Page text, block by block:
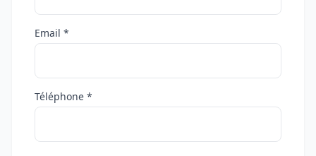
Email *
Téléphone *